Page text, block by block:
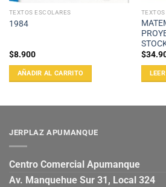
TEXTOS ESCOLARES
1984
$8.900
AÑADIR AL CARRITO
$
JERPLAZ APUMANQUE
Centro Comercial Apumanque
Av. Manquehue Sur 31, Local 324